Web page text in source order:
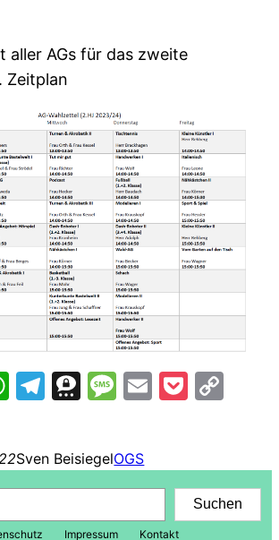
aller AGs für das zweite
Zeitplan
WhatsApp
Telegram
Threema
Message
Email
Sven BeisiegelOGS
Suchen
Impressum Kontakt